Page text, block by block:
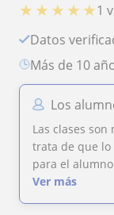
★ ★ ★ ★ ★1
Datos
más de 10
Los
Las clases
trata de que
para el
Ver más